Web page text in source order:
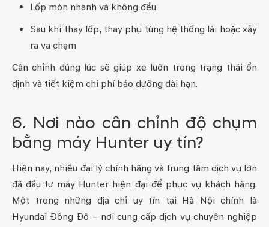
Lốp mòn nhanh và không đều
Sau khi thay lốp, thay phụ tùng hệ thống lái hoặc xảy
ra va chạm
Cân chỉnh đúng lúc sẽ giúp xe luôn trong trạng thái ổn
định và tiết kiệm chi phí bảo dưỡng dài hạn.
6. Nơi nào cân chỉnh độ chụm
bằng máy Hunter uy tín?
Hiện nay, nhiều đại lý chính hãng và trung tâm dịch vụ lớn
đã đầu tư máy Hunter hiện đại để phục vụ khách hàng.
Một trong những địa chỉ uy tín tại Hà Nội chính là
Hyundai Đông Đô – nơi cung cấp dịch vụ chuyên nghiệp